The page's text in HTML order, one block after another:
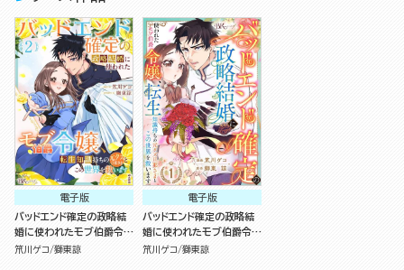
電子版
バッドエンド確定の政略結
婚に使われたモブ伯爵令
嬢、転生知識持ちの元クズ
笊川ゲコ 獅東諒
電子版
バッドエンド確定の政略結
婚に使われたモブ伯爵令
嬢、転生知識持ちの元クズ
笊川ゲコ 獅東諒